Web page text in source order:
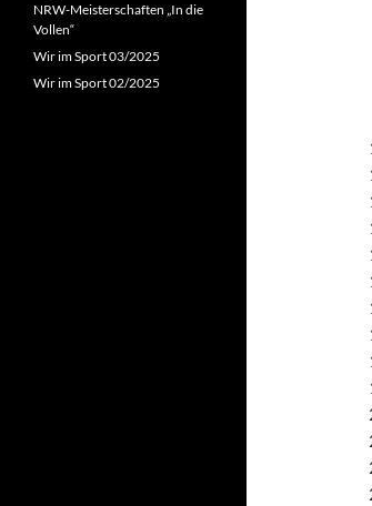
NRW-Meisterschaften „In die
Vollen“
Wir im Sport 03/2025
Wir im Sport 02/2025